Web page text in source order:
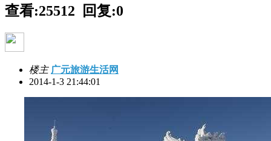
查看:25512 回复:0
楼主 广元旅游生活网
2014-1-3 21:44:01